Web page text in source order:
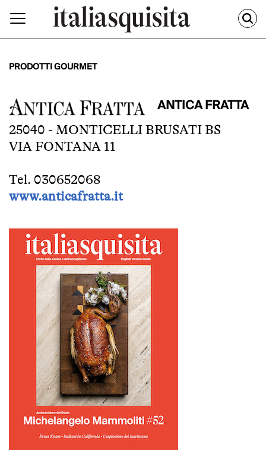
PRODOTTI GOURMET
ANTICA FRATTA
25040 - MONTICELLI BRUSATI BS
VIA FONTANA 11
Tel. 030652068
www.anticafratta.it